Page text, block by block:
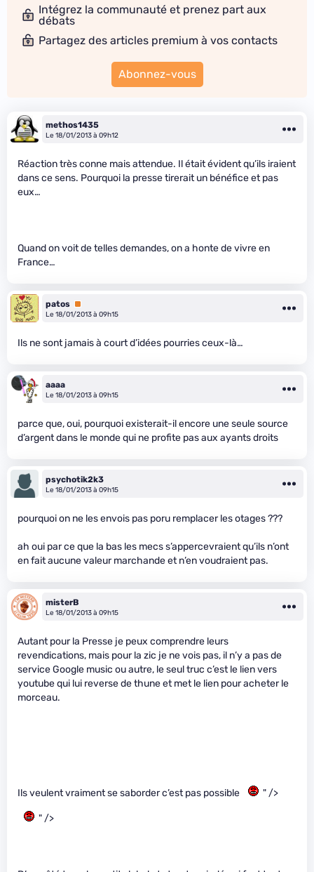
Intégrez la communauté et prenez part aux
débats
Partagez des articles premium à vos contacts
Abonnez-vous
methos1435
Le 18/01/2013 à 09h12
Réaction très conne mais attendue. Il était évident qu’ils iraient
dans ce sens. Pourquoi la presse tirerait un bénéfice et pas
eux…
Quand on voit de telles demandes, on a honte de vivre en
France…
patos Premium
Le 18/01/2013 à 09h15
Ils ne sont jamais à court d’idées pourries ceux-là…
aaaa
Le 18/01/2013 à 09h15
parce que, oui, pourquoi existerait-il encore une seule source
d’argent dans le monde qui ne profite pas aux ayants droits
psychotik2k3
Le 18/01/2013 à 09h15
pourquoi on ne les envois pas poru remplacer les otages ???
ah oui par ce que la bas les mecs s’appercevraient qu’ils n’ont
en fait aucune valeur marchande et n’en voudraient pas.
misterB
Le 18/01/2013 à 09h15
Autant pour la Presse je peux comprendre leurs
revendications, mais pour la zic je ne vois pas, il n’y a pas de
service Google music ou autre, le seul truc c’est le lien vers
youtube qui lui reverse de thune et met le lien pour acheter le
morceau.
Ils veulent vraiment se saborder c’est pas possible " />
" />